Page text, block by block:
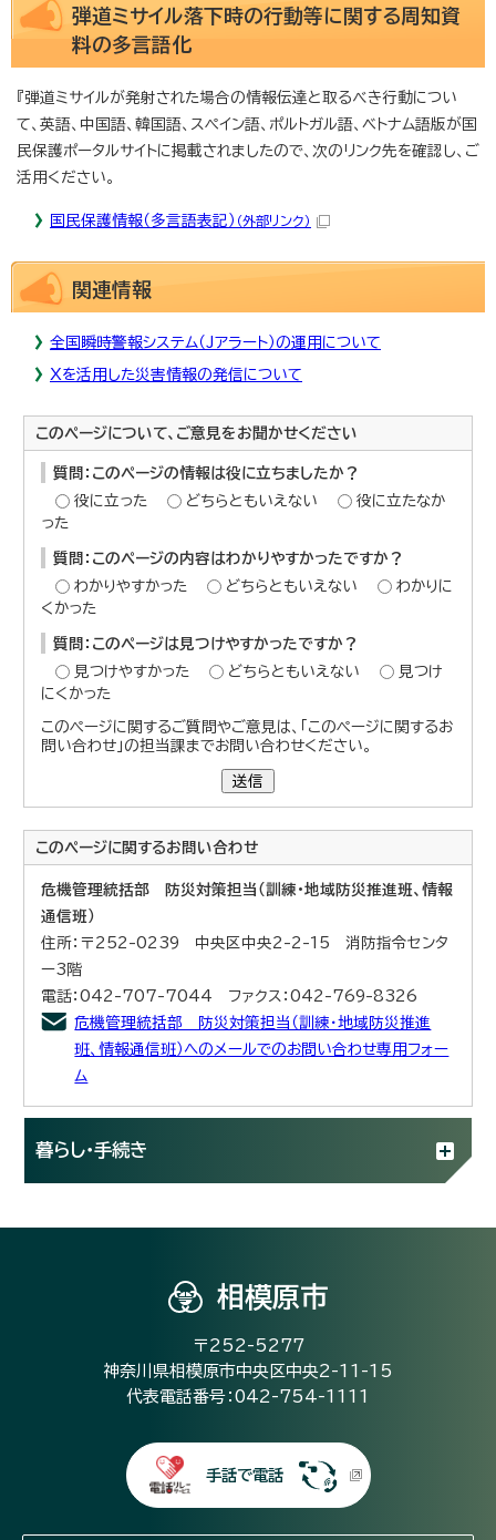
弾道ミサイル落下時の行動等に関する周知資
料の多言語化
『弾道ミサイルが発射された場合の情報伝達と取るべき行動につい
て、英語、中国語、韓国語、スペイン語、ポルトガル語、ベトナム語版が国
民保護ポータルサイトに掲載されましたので、次のリンク先を確認し、ご
活用ください。
国民保護情報（多言語表記） （外部リンク）
関連情報
全国瞬時警報システム（Jアラート）の運用について
Xを活用した災害情報の発信について
このページについて、ご意見をお聞かせください
質問：このページの情報は役に立ちましたか？
役に立った
どちらともいえない
役に立たなか
った
質問：このページの内容はわかりやすかったですか？
わかりやすかった
どちらともいえない
わかりに
くかった
質問：このページは見つけやすかったですか？
見つけやすかった
どちらともいえない
見つけ
にくかった
このページに関するご質問やご意見は、「このページに関するお
問い合わせ」の担当課までお問い合わせください。
送信
このページに関するお問い合わせ
危機管理統括部 防災対策担当（訓練・地域防災推進班、情報
通信班）
住所：〒252-0239 中央区中央2-2-15 消防指令センタ
ー3階
電話：042-707-7044 ファクス：042-769-8326
危機管理統括部 防災対策担当（訓練・地域防災推進
班、情報通信班）へのメールでのお問い合わせ専用フォー
ム
暮らし・手続き
相模原市
〒252-5277
神奈川県相模原市中央区中央2-11-15
代表電話番号：042-754-1111
手話で電話